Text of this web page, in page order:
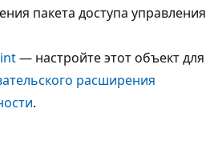
пакета доступа управления
— настройте этот объект для
расширения
.